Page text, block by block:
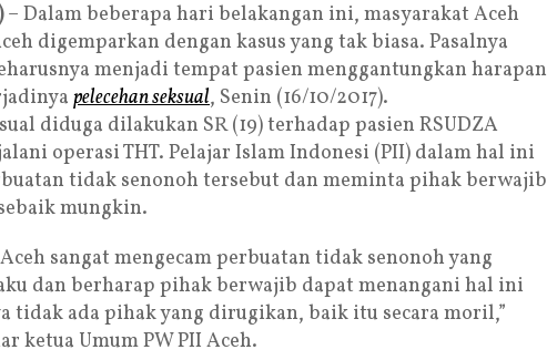
– Dalam beberapa hari belakangan ini, masyarakat Aceh
digemparkan dengan kasus yang tak biasa. Pasalnya
menjadi tempat pasien menggantungkan harapan
pelecehan seksual, Senin (16/10/2017).
diduga dilakukan SR (19) terhadap pasien RSUDZA
operasi THT. Pelajar Islam Indonesi (PII) dalam hal ini
tidak senonoh tersebut dan meminta pihak berwajib
mungkin.
sangat mengecam perbuatan tidak senonoh yang
dan berharap pihak berwajib dapat menangani hal ini
tidak ada pihak yang dirugikan, baik itu secara moril,”
ketua Umum PW PII Aceh.